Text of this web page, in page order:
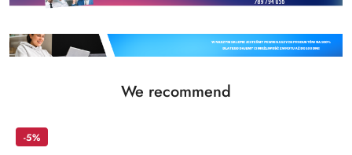
Skip the carousel of products
Status
We recommend
-5%